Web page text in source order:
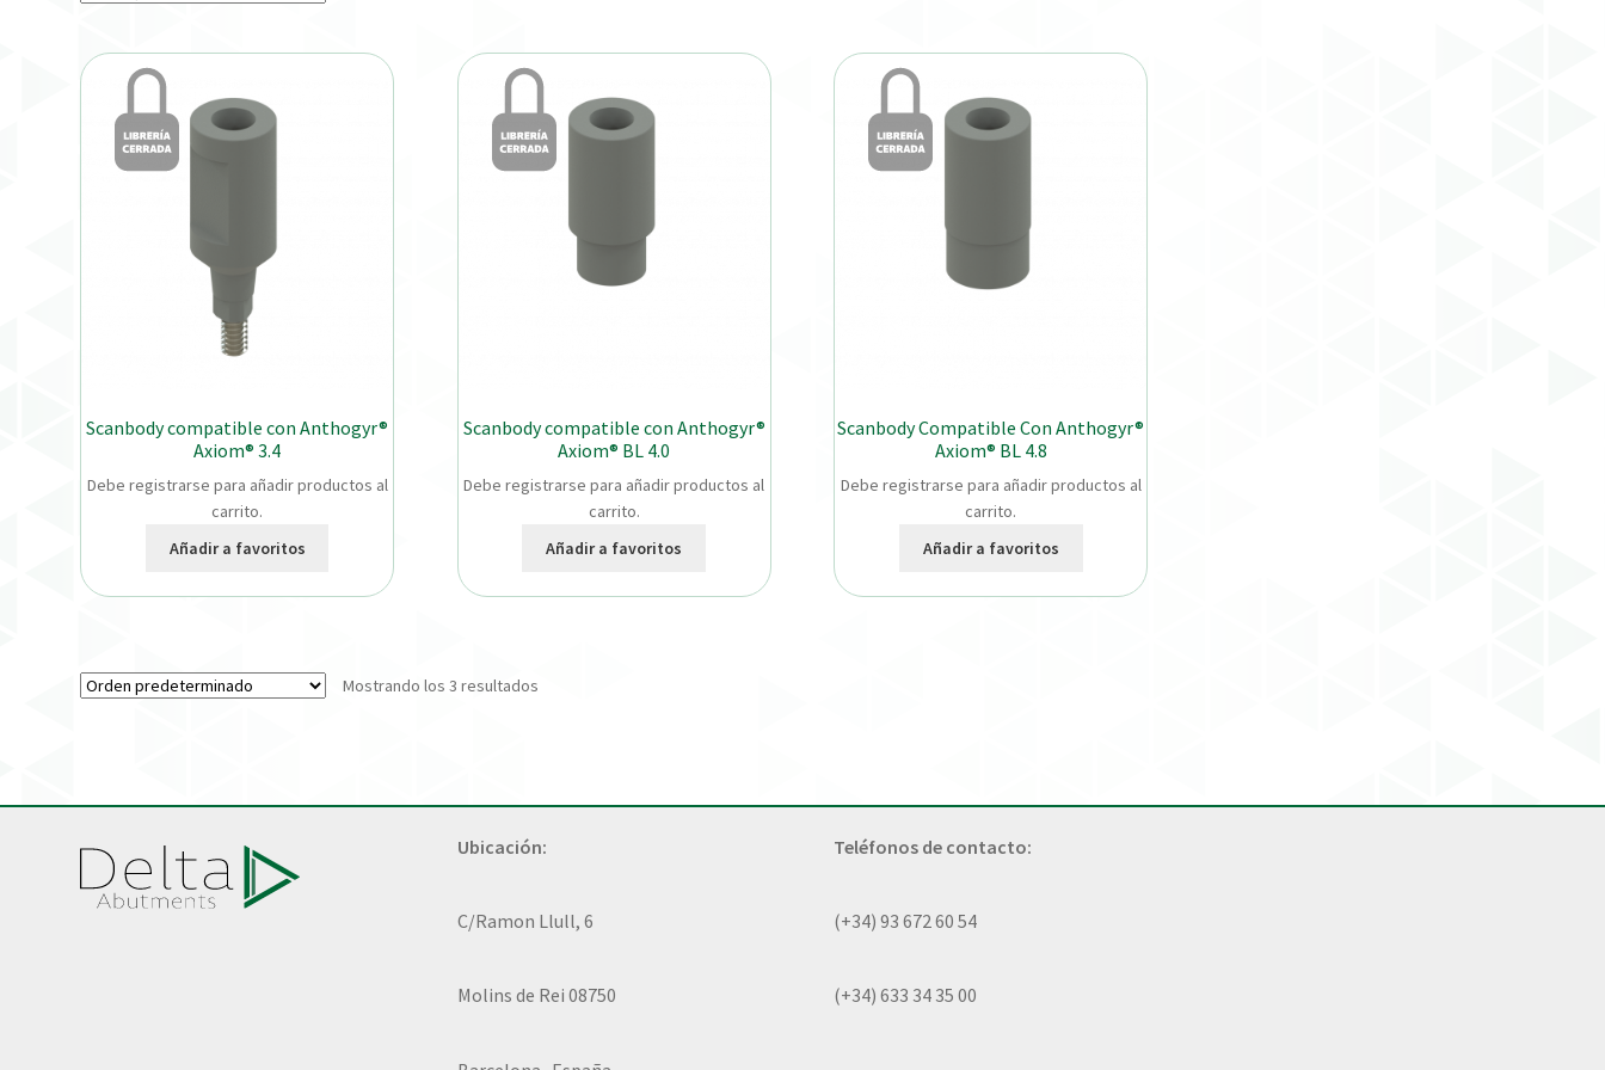
Scanbody compatible con Anthogyr®
Axiom® 3.4
Debe registrarse para añadir productos al
carrito.
Añadir a favoritos
Scanbody compatible con Anthogyr®
Axiom® BL 4.0
Debe registrarse para añadir productos al
carrito.
Añadir a favoritos
Scanbody Compatible Con Anthogyr®
Axiom® BL 4.8
Debe registrarse para añadir productos al
carrito.
Añadir a favoritos
Mostrando los 3 resultados
Ubicación:
C/Ramon Llull, 6
Molins de Rei 08750
Teléfonos de contacto:
(+34) 93 672 60 54
(+34) 633 34 35 00